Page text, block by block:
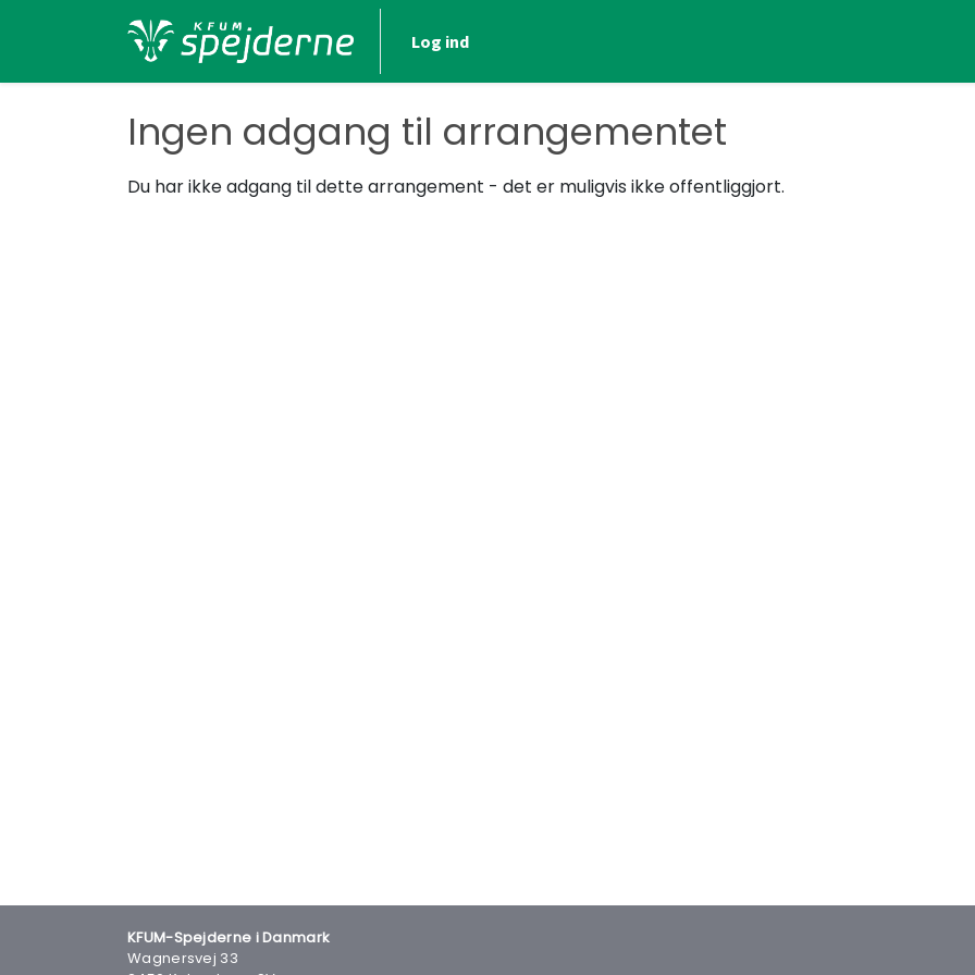
Log ind
Ingen adgang til arrangementet
Du har ikke adgang til dette arrangement - det er muligvis ikke offentliggjort.
KFUM-Spejderne i Danmark
Wagnersvej 33